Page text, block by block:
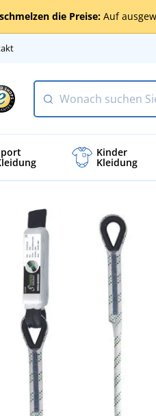
die Preise: Auf
Kinder
Kleidung